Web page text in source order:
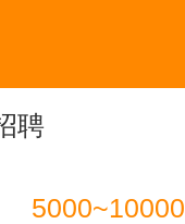
聘
5000~10000